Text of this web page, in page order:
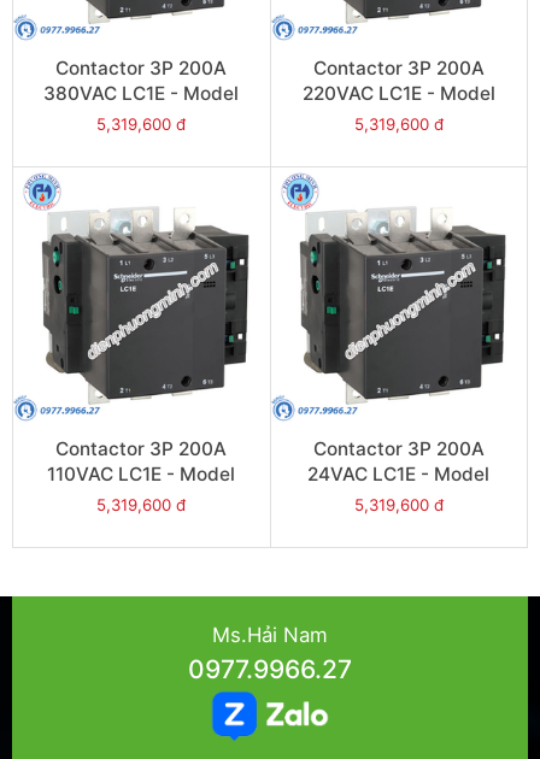
Contactor 3P 200A
380VAC LC1E - Model
LC1E200Q6
5,319,600 đ
Contactor 3P 200A
220VAC LC1E - Model
LC1E200M6
5,319,600 đ
Contactor 3P 200A
110VAC LC1E - Model
LC1E200F6
5,319,600 đ
Contactor 3P 200A
24VAC LC1E - Model
LC1E200B6
5,319,600 đ
Ms.Hải Nam
0977.9966.27